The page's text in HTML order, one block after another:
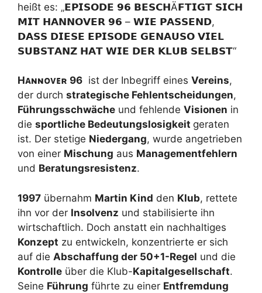
heißt es: „𝗘𝗣𝗜𝗦𝗢𝗗𝗘 𝟵𝟲 𝗕𝗘𝗦𝗖𝗛Ä𝗙𝗧𝗜𝗚𝗧 𝗦𝗜𝗖𝗛
𝗠𝗜𝗧 𝗛𝗔𝗡𝗡𝗢𝗩𝗘𝗥 𝟵𝟲 – 𝗪𝗜𝗘 𝗣𝗔𝗦𝗦𝗘𝗡𝗗,
𝗗𝗔𝗦𝗦 𝗗𝗜𝗘𝗦𝗘 𝗘𝗣𝗜𝗦𝗢𝗗𝗘 𝗚𝗘𝗡𝗔𝗨𝗦𝗢 𝗩𝗜𝗘𝗟
𝗦𝗨𝗕𝗦𝗧𝗔𝗡𝗭 𝗛𝗔𝗧 𝗪𝗜𝗘 𝗗𝗘𝗥 𝗞𝗟𝗨𝗕 𝗦𝗘𝗟𝗕𝗦𝗧“
Hᴀɴɴᴏᴠᴇʀ 96 ist der Inbegriff eines Vereins,
der durch strategische Fehlentscheidungen,
Führungsschwäche und fehlende Visionen in
die sportliche Bedeutungslosigkeit geraten
ist. Der stetige Niedergang, wurde angetrieben
von einer Mischung aus Managementfehlern
und Beratungsresistenz.
1997 übernahm Martin Kind den Klub, rettete
ihn vor der Insolvenz und stabilisierte ihn
wirtschaftlich. Doch anstatt ein nachhaltiges
Konzept zu entwickeln, konzentrierte er sich
auf die Abschaffung der 50+1-Regel und die
Kontrolle über die Klub-Kapitalgesellschaft.
Seine Führung führte zu einer Entfremdung